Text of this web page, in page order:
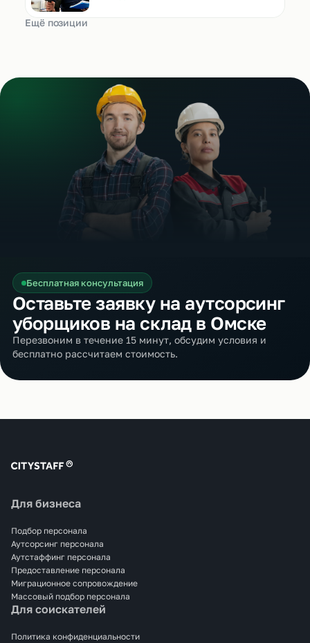
Ещё позиции
Бесплатная консультация
Оставьте заявку на аутсорсинг
уборщиков на склад в Омске
Перезвоним в течение 15 минут, обсудим условия и
бесплатно рассчитаем стоимость.
Для бизнеса
Подбор персонала
Аутсорсинг персонала
Аутстаффинг персонала
Предоставление персонала
Миграционное сопровождение
Массовый подбор персонала
Для соискателей
Политика конфиденциальности